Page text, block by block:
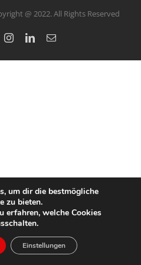
@ 2022. All Rights Reserved
InstagramLinkedIn
E-
um dir die bestmögliche
zu bieten.
erfahren, welche Cookies
Einstellungen